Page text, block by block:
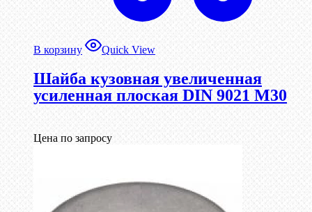
В корзину Quick View
Шайба кузовная увеличенная
усиленная плоская DIN 9021 М30
Цена по запросу